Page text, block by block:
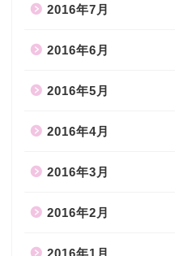
2016年7月
2016年6月
2016年5月
2016年4月
2016年3月
2016年2月